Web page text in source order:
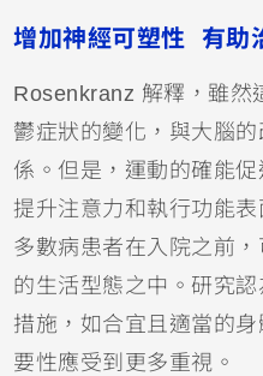
增加神經可塑性 有助
Rosenkranz 解釋，雖然
鬱症狀的變化，與大腦
係。但是，運動的確能
提升注意力和執行功能
多數病患者在入院之前，
的生活型態之中。研究
措施，如合宜且適當的
要性應受到更多重視。